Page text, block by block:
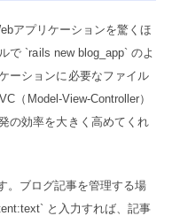
アプリケーションを驚くほ
で `rails new blog_app` のよ
ーションに必要なファイル
（Model-View-Controller）
の効率を大きく高めてくれ
。ブログ記事を管理する場
と入力すれば、記事